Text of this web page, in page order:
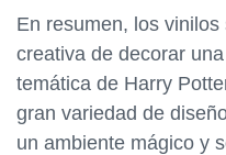
En resumen, los
creativa de decorar
temática de Harry
gran variedad de
un ambiente mágico y